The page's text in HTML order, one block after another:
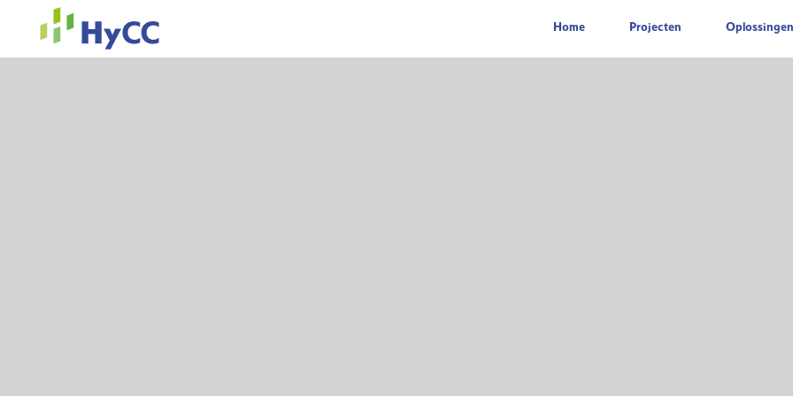
Home Projecten Oplossingen